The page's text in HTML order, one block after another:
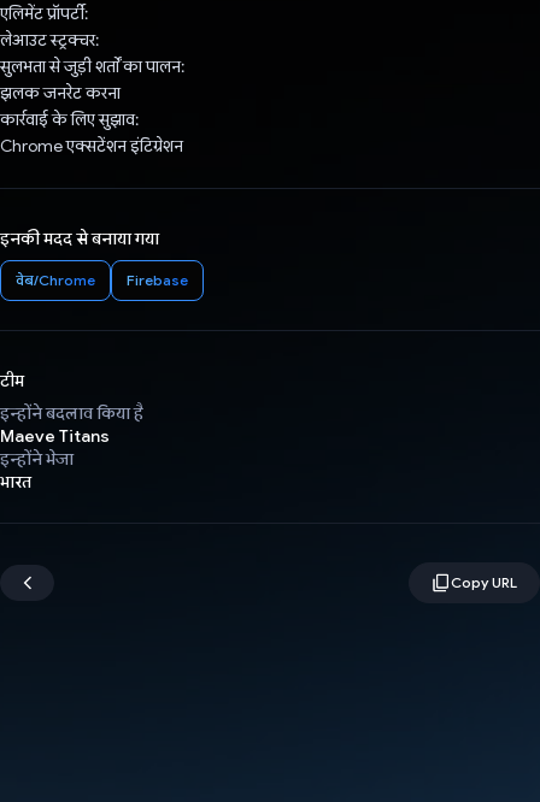
एलिमेंट प्रॉपर्टी:
लेआउट स्ट्रक्चर:
सुलभता से जुड़ी शर्तों का पालन:
झलक जनरेट करना
कार्रवाई के लिए सुझाव:
Chrome एक्सटेंशन इंटिग्रेशन
इनकी मदद से बनाया गया
वेब/Chrome Firebase
टीम
इन्होंने बदलाव किया है
Maeve Titans
इन्होंने भेजा
भारत